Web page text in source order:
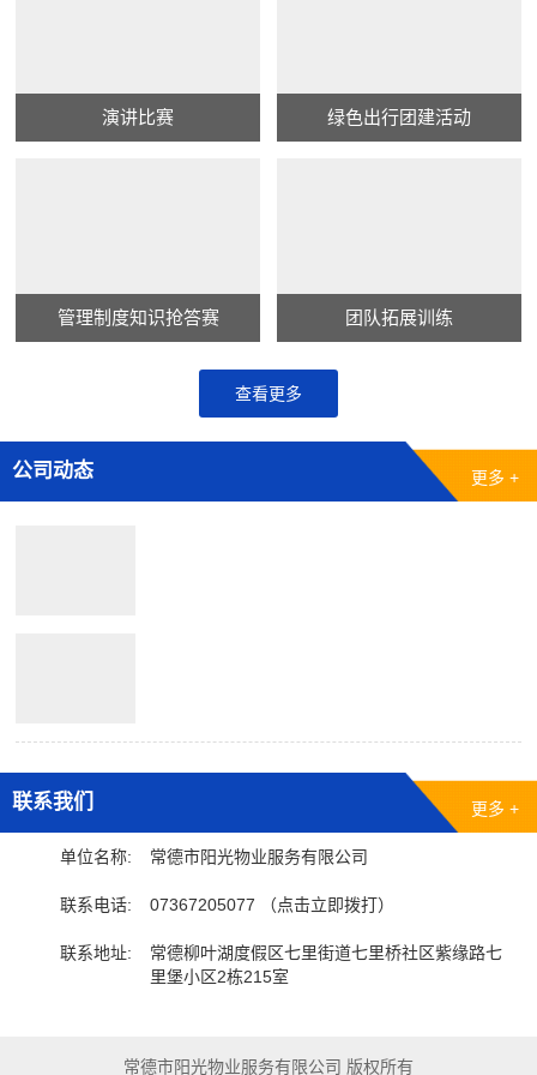
演讲比赛 绿色出行团建活动
管理制度知识抢答赛 团队拓展训练
查看更多
公司动态 更多 +
联系我们 更多 +
单位名称: 常德市阳光物业服务有限公司
联系电话: 07367205077 （点击立即拨打）
联系地址:
常德柳叶湖度假区七里街道七里桥社区紫缘路七
里堡小区2栋215室
常德市阳光物业服务有限公司 版权所有